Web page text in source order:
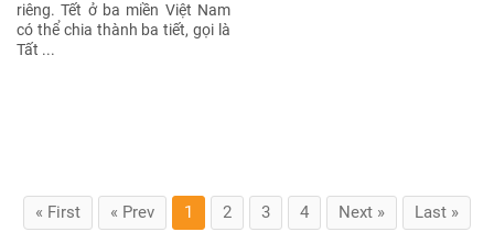
riêng. Tết ở ba miền Việt Nam
có thể chia thành ba tiết, gọi là
Tất ...
« First « Prev 1 2 3 4 Next » Last »